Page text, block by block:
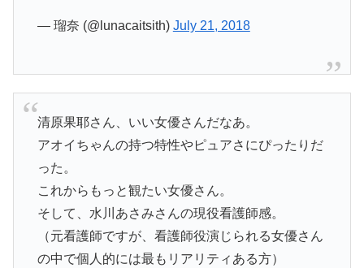
— 瑠奈 (@lunacaitsith) July 21, 2018
清原果耶さん、いい女優さんだなあ。
アオイちゃんの持つ特性やピュアさにぴったりだ
った。
これからもっと観たい女優さん。
そして、水川あさみさんの現役看護師感。
（元看護師ですが、看護師役演じられる女優さん
の中で個人的には最もリアリティある方）